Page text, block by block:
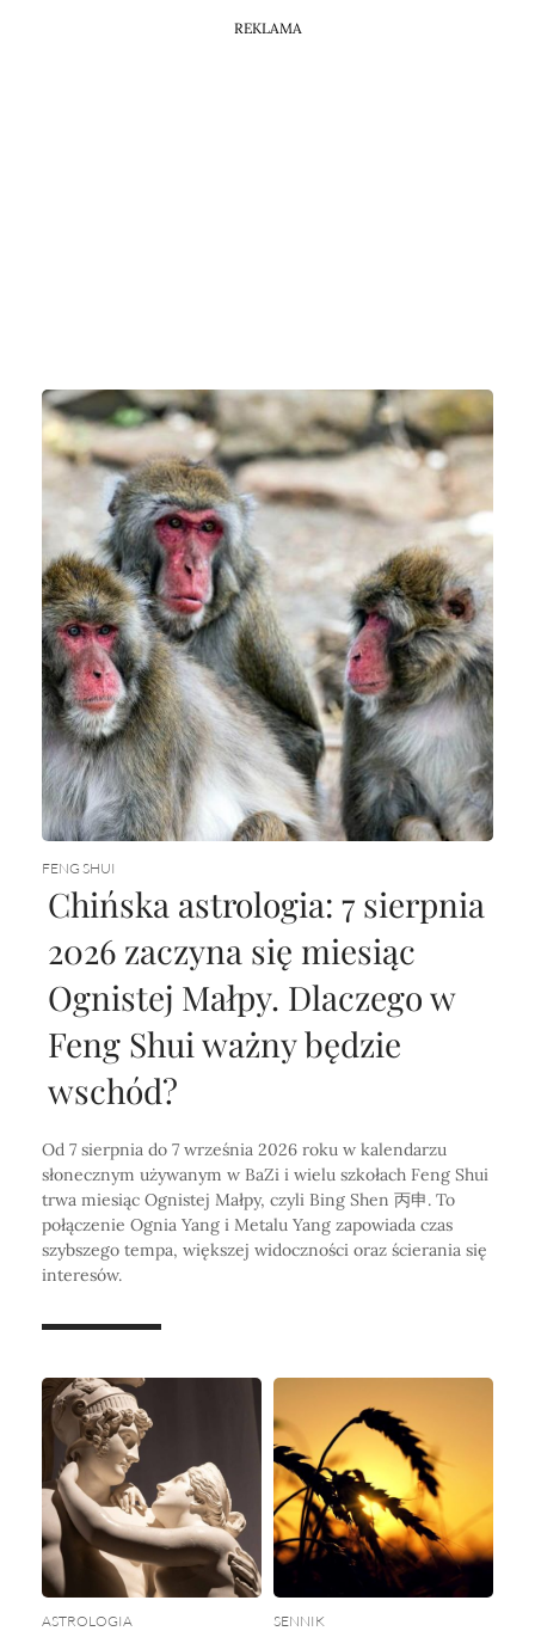
REKLAMA
FENG SHUI
Chińska astrologia: 7 sierpnia
2026 zaczyna się miesiąc
Ognistej Małpy. Dlaczego w
Feng Shui ważny będzie
wschód?
Od 7 sierpnia do 7 września 2026 roku w kalendarzu
słonecznym używanym w BaZi i wielu szkołach Feng Shui
trwa miesiąc Ognistej Małpy, czyli Bing Shen 丙申. To
połączenie Ognia Yang i Metalu Yang zapowiada czas
szybszego tempa, większej widoczności oraz ścierania się
interesów.
ASTROLOGIA SENNIK